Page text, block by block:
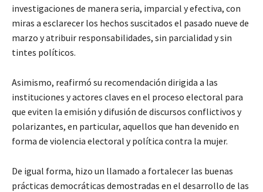
investigaciones de manera seria, imparcial y efectiva, con
miras a esclarecer los hechos suscitados el pasado nueve de
marzo y atribuir responsabilidades, sin parcialidad y sin
tintes políticos.
Asimismo, reafirmó su recomendación dirigida a las
instituciones y actores claves en el proceso electoral para
que eviten la emisión y difusión de discursos conflictivos y
polarizantes, en particular, aquellos que han devenido en
forma de violencia electoral y política contra la mujer.
De igual forma, hizo un llamado a fortalecer las buenas
prácticas democráticas demostradas en el desarrollo de las